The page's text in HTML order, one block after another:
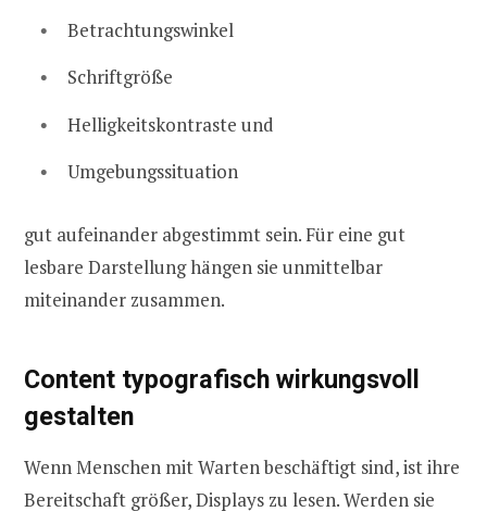
Betrachtungswinkel
Schriftgröße
Helligkeitskontraste und
Umgebungssituation
gut aufeinander abgestimmt sein. Für eine gut
lesbare Darstellung hängen sie unmittelbar
miteinander zusammen.
Content typografisch wirkungsvoll
gestalten
Wenn Menschen mit Warten beschäftigt sind, ist ihre
Bereitschaft größer, Displays zu lesen. Werden sie